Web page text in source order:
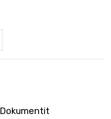
Dokumentit